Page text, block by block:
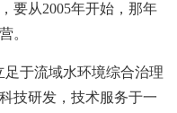
从2005年开始，那年
。
于流域水环境综合治理
技研发，技术服务于一